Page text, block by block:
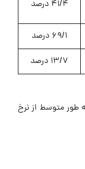
۴۱/۴ درصد
۶۹/۱ درصد
۱۳/۷ درصد
طور متوسط از نرخ